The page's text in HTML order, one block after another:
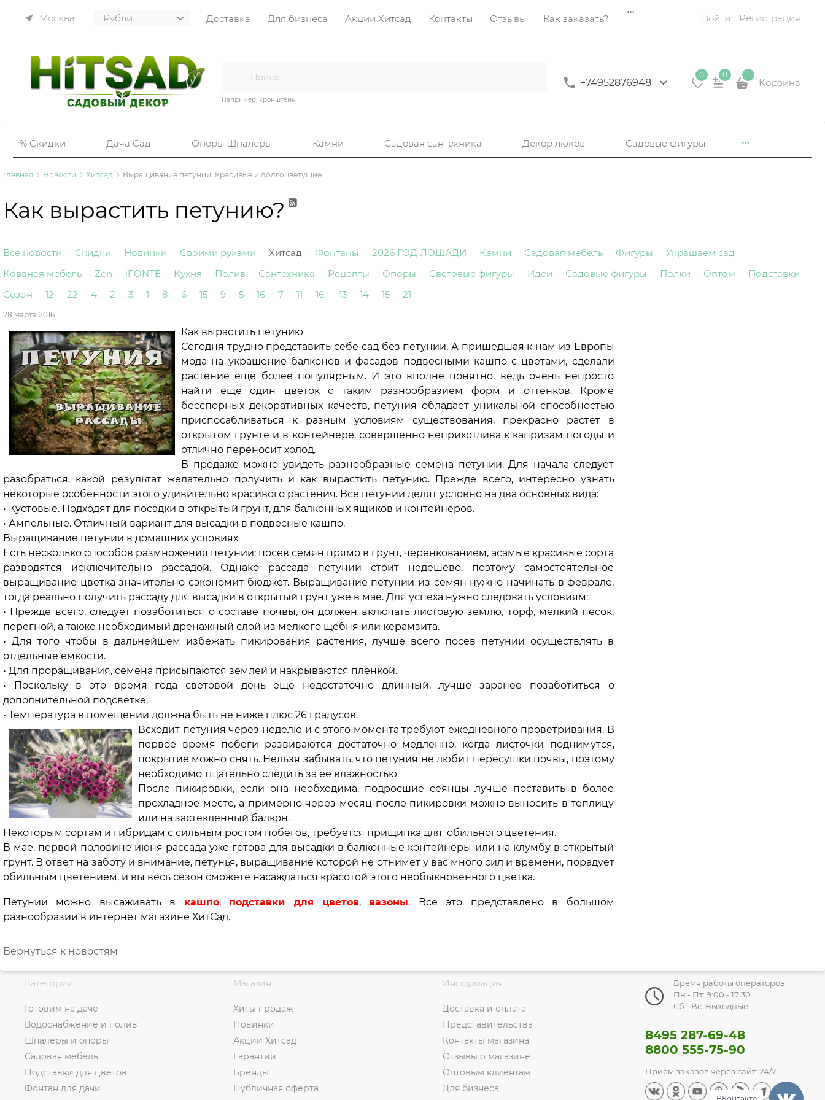
Москва Доставка Для бизнеса Акции Хитсад Контакты Отзывы Как заказать? Войти Регистрация
Например: кронштейн
+74952876948
0 0
Корзина
-% Скидки Дача Сад Опоры Шпалеры Камни Садовая сантехника Декор люков Садовые фигуры
Главная Новости Хитсад Выращивание петунии. Красивые и долгоцветущие...
Как вырастить петунию?
Все новости Скидки Новинки Своими руками Хитсад Фонтаны 2026 ГОД ЛОШАДИ Камни Садовая мебель Фигуры
Украшаем сад
Кованая мебель
Zen iFONTE Кухня Полив Сантехника Рецепты Опоры Световые фигуры Идеи Садовые фигуры Полки Оптом
Подставки
Сезон
12 22 4 2 3 1 8 6 15 9 5 16 7 11 16. 13 14 15 21
28 марта 2016
Как вырастить петунию
Сегодня трудно представить себе сад без петунии. А пришедшая к нам из Европы
мода на украшение балконов и фасадов подвесными кашпо с цветами, сделали
растение еще более популярным. И это вполне понятно, ведь очень непросто
найти еще один цветок с таким разнообразием форм и оттенков. Кроме
бесспорных декоративных качеств, петуния обладает уникальной способностью
приспосабливаться к разным условиям существования, прекрасно растет в
открытом грунте и в контейнере, совершенно неприхотлива к капризам погоды и
отлично переносит холод.
В продаже можно увидеть разнообразные семена петунии. Для начала следует
разобраться, какой результат желательно получить и как вырастить петунию. Прежде всего, интересно узнать
некоторые особенности этого удивительно красивого растения. Все петунии делят условно на два основных вида:
• Кустовые. Подходят для посадки в открытый грунт, для балконных ящиков и контейнеров.
• Ампельные. Отличный вариант для высадки в подвесные кашпо.
Выращивание петунии в домашних условиях
Есть несколько способов размножения петунии: посев семян прямо в грунт, черенкованием, асамые красивые сорта
разводятся исключительно рассадой. Однако рассада петунии стоит недешево, поэтому самостоятельное
выращивание цветка значительно сэкономит бюджет. Выращивание петунии из семян нужно начинать в феврале,
тогда реально получить рассаду для высадки в открытый грунт уже в мае. Для успеха нужно следовать условиям:
• Прежде всего, следует позаботиться о составе почвы, он должен включать листовую землю, торф, мелкий песок,
перегной, а также необходимый дренажный слой из мелкого щебня или керамзита.
• Для того чтобы в дальнейшем избежать пикирования растения, лучше всего посев петунии осуществлять в
отдельные емкости.
• Для проращивания, семена присыпаются землей и накрываются пленкой.
• Поскольку в это время года световой день еще недостаточно длинный, лучше заранее позаботиться о
дополнительной подсветке.
• Температура в помещении должна быть не ниже плюс 26 градусов.
Всходит петуния через неделю и с этого момента требуют ежедневного проветривания. В
первое время побеги развиваются достаточно медленно, когда листочки поднимутся,
покрытие можно снять. Нельзя забывать, что петуния не любит пересушки почвы, поэтому
необходимо тщательно следить за ее влажностью.
После пикировки, если она необходима, подросшие сеянцы лучше поставить в более
прохладное место, а примерно через месяц после пикировки можно выносить в теплицу
или на застекленный балкон.
Некоторым сортам и гибридам с сильным ростом побегов, требуется прищипка для обильного цветения.
В мае, первой половине июня рассада уже готова для высадки в балконные контейнеры или на клумбу в открытый
грунт. В ответ на заботу и внимание, петунья, выращивание которой не отнимет у вас много сил и времени, порадует
обильным цветением, и вы весь сезон сможете насаждаться красотой этого необыкновенного цветка.
Петунии можно высаживать в кашпо, подставки для цветов, вазоны. Все это представлено в большом
разнообразии в интернет магазине ХитСад.
Вернуться к новостям
Категории
Готовим на даче
Водоснабжение и полив
Шпалеры и опоры
Садовая мебель
Подставки для цветов
Фонтан для дачи
Магазин
Хиты продаж
Новинки
Акции Хитсад
Гарантии
Бренды
Публичная оферта
Информация
Доставка и оплата
Представительства
Контакты магазина
Отзывы о магазине
Оптовым клиентам
Для бизнеса
Время работы операторов:
Пн - Пт: 9:00 - 17:30
Сб - Вс: Выходные
8495 287-69-48
8800 555-75-90
Прием заказов через сайт: 24/7